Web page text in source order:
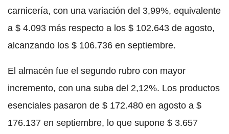
carnicería, con una variación del 3,99%, equivalente
a $ 4.093 más respecto a los $ 102.643 de agosto,
alcanzando los $ 106.736 en septiembre.
El almacén fue el segundo rubro con mayor
incremento, con una suba del 2,12%. Los productos
esenciales pasaron de $ 172.480 en agosto a $
176.137 en septiembre, lo que supone $ 3.657